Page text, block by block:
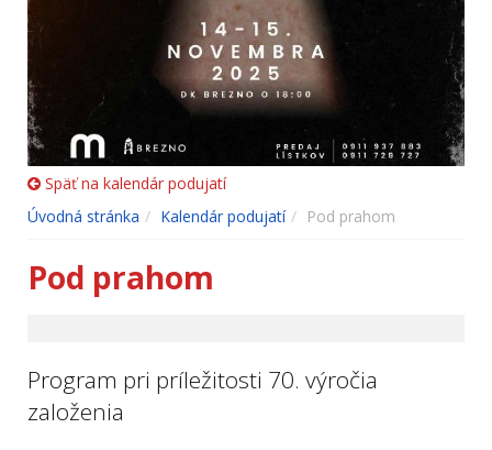
Späť na kalendár podujatí
Úvodná stránka
Kalendár podujatí Pod prahom
Pod prahom
Program pri príležitosti 70. výročia
založenia